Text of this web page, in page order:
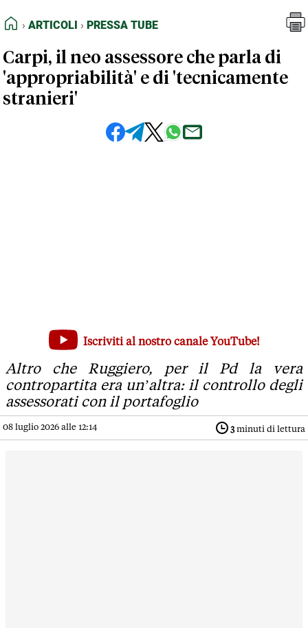
FEED RSS
NORMATIVE DEONTOLOGICHE
TERMINI e CONDIZIONI
Articoli
Pressa Tube
HOME
ARTICOLI PRESSA TUBE
Carpi, il neo assessore che parla di
'appropriabilità' e di 'tecnicamente
stranieri'
Carpi, il neo assessore che parla di 'appropriabilità' e di
Iscriviti al nostro canale YouTube!
Altro che Ruggiero, per il Pd la vera
contropartita era un’altra: il controllo degli
assessorati con il portafoglio
08 luglio 2026 alle 12:14 3minuti di lettura